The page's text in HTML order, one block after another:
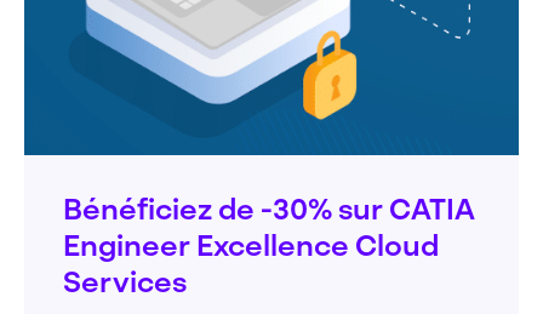
Bénéficiez de -30% sur CATIA
Engineer Excellence Cloud
Services